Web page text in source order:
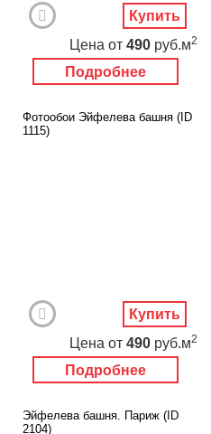
Подробнее
Цена от 490 руб.м2
Купить
Фотообои Эйфелева башня (ID
1115)
Подробнее
Цена от 490 руб.м2
Купить
Эйфелева башня. Париж (ID
2104)